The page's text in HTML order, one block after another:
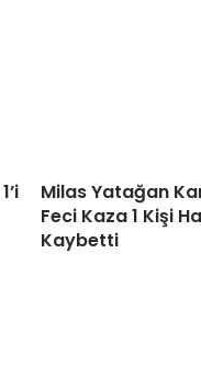
Milas Yatağan
Feci Kaza 1 Kişi
Kaybetti